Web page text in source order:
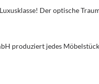
Der optische
produziert jedes